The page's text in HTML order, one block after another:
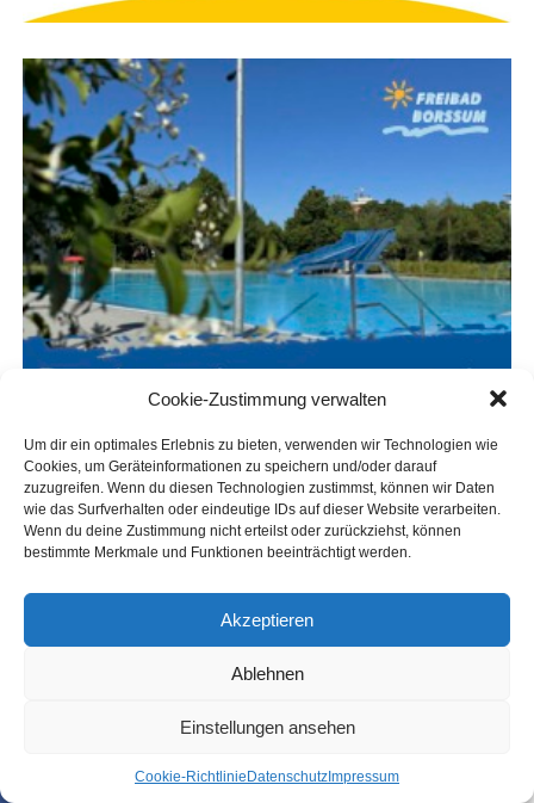
Cookie-Zustimmung verwalten
Um dir ein optimales Erlebnis zu bieten, verwenden wir Technologien wie
Cookies, um Geräteinformationen zu speichern und/oder darauf
zuzugreifen. Wenn du diesen Technologien zustimmst, können wir Daten
wie das Surfverhalten oder eindeutige IDs auf dieser Website verarbeiten.
Wenn du deine Zustimmung nicht erteilst oder zurückziehst, können
bestimmte Merkmale und Funktionen beeinträchtigt werden.
Akzeptieren
Ablehnen
Einstellungen ansehen
Coo­kie-Richt­li­nie Daten­schutz Impres­sum
SHARE TWEET
E‑Mail:info@astridfrey.de
Anzeige